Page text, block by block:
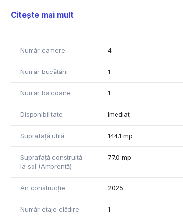
Compartimentare:
* baie
* hol
* cameră tehnică
Etaj:
* dormitor matrimonial + dressing + baie
* dormitor 1
* dormitor 2
* baie
* hol spațios
Se va preda la cheie.
Prețul este de 238.000 euro
Citește mai mult
Număr camere 4
Număr bucătării 1
Număr balcoane 1
Disponibilitate Imediat
Suprafață utilă 144.1 mp
Suprafață construită
la sol (Amprentă)
77.0 mp
An construcție 2025
Număr etaje clădire 1